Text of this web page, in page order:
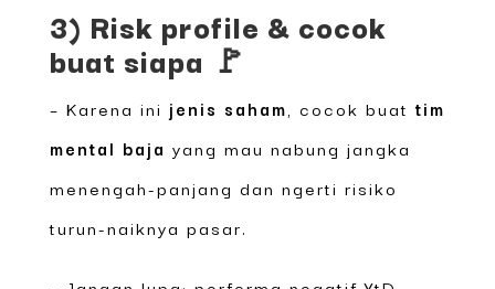
3) Risk profile & cocok
buat siapa 🚩
– Karena ini jenis saham , cocok buattim
mental baja yang mau nabung jangka
menengah-panjang dan ngerti risiko
turun-naiknya pasar.